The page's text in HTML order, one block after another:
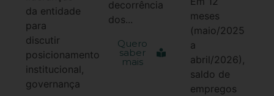
da entidade
para
discutir
posicionamento
institucional,
governança
decorrência
dos...
Quero
saber
mais
meses
(maio/2025
a
abril/2026),
saldo de
empregos